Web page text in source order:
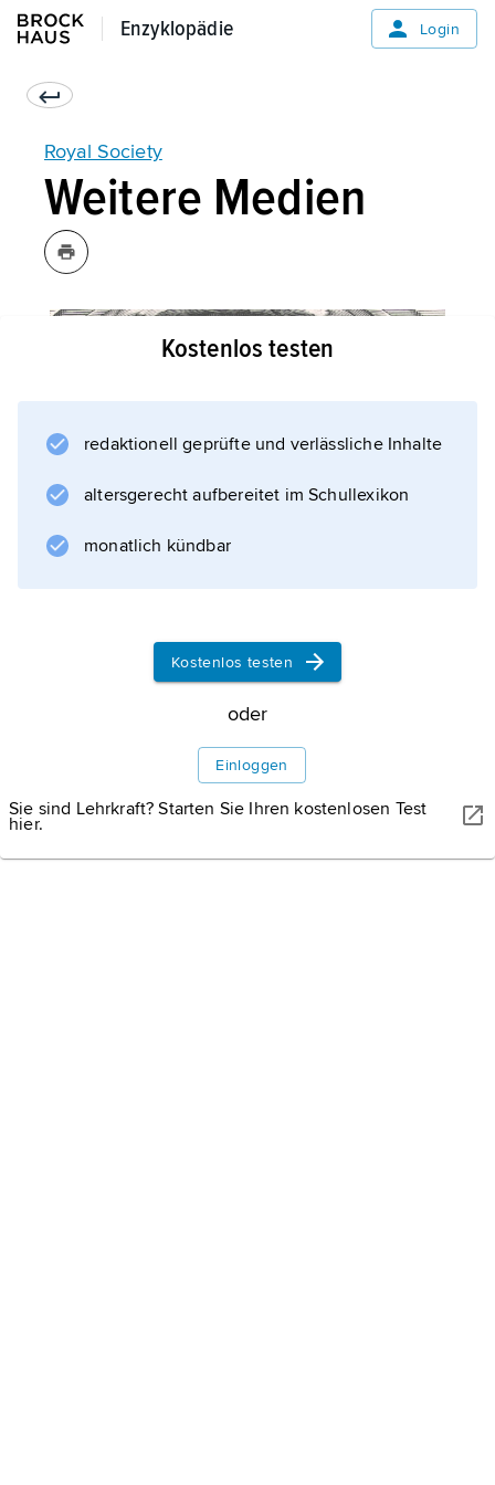
Enzyklopädie
Enzyklopädie Login
Royal Society
Weitere Medien
Kostenlos testen
redaktionell geprüfte und verlässliche Inhalte
altersgerecht aufbereitet im Schullexikon
monatlich kündbar
Kostenlos testen
oder
Einloggen
Sie sind Lehrkraft? Starten Sie Ihren kostenlosen Test
hier.